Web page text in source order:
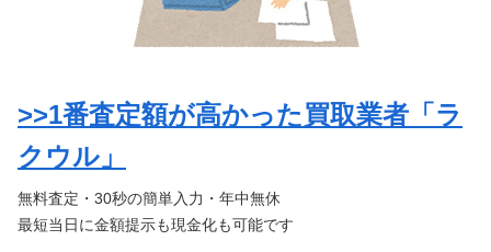
>>1番査定額が高かった買取業者「ラ
クウル」
無料査定・30秒の簡単入力・年中無休
最短当日に金額提示も現金化も可能です